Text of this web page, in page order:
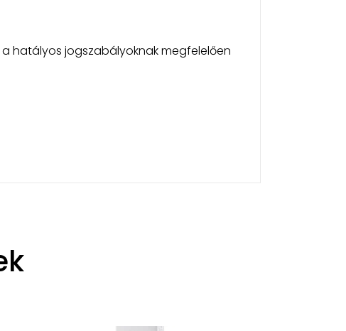
hatályos jogszabályoknak megfelelően